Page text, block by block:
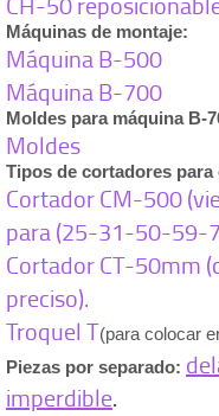
Máquinas de montaje:
Máquina B-500
Máquina B-700
Moldes para máquina B-
Moldes
Tipos de cortadores para
Cortador CM-500
para (25-31-50-59-
Cortador CT-50mm
preciso).
Troquel T(para colocar
Piezas por separado:
imperdible.